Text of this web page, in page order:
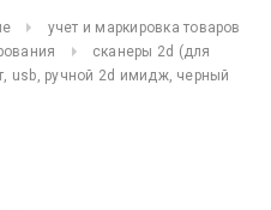
учет и маркировка товаров
сканеры 2d (для
usb, ручной 2d имидж, черный